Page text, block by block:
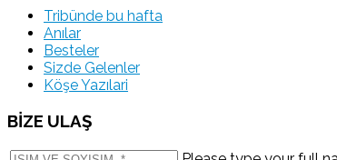
Tribünde bu hafta
Anılar
Besteler
Sizde Gelenler
Köşe Yazılari
BİZE ULAŞ